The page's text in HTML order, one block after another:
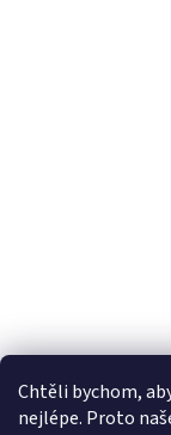
Chtěli bychom,
nejlépe. Proto